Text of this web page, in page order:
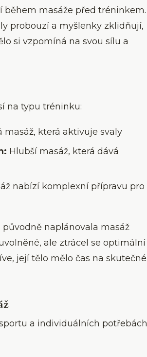
během masáže před tréninkem.
probouzí a myšlenky zklidňují,
si vzpomíná na svou sílu a
na typu tréninku:
masáž, která aktivuje svaly
Hlubší masáž, která dává
nabízí komplexní přípravu pro
naplánovala masáž
ale ztrácel se optimální
její tělo mělo čas na skutečné
a individuálních potřebách